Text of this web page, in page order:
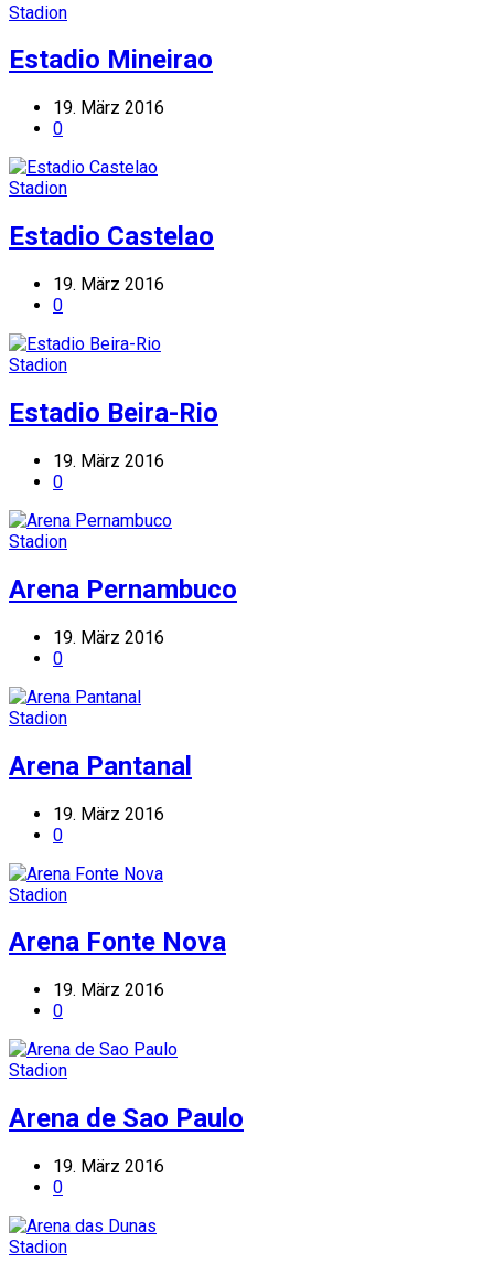
Stadion
Estadio Mineirao
19. März 2016
0
Stadion
Estadio Castelao
19. März 2016
0
Stadion
Estadio Beira-Rio
19. März 2016
0
Stadion
Arena Pernambuco
19. März 2016
0
Stadion
Arena Pantanal
19. März 2016
0
Stadion
Arena Fonte Nova
19. März 2016
0
Stadion
Arena de Sao Paulo
19. März 2016
0
Stadion